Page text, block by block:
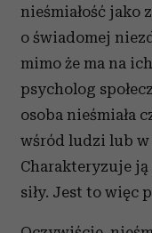
nieśmiałość jako
o świadomej
mimo że ma na
psycholog
osoba nieśmiała
wśród ludzi lub
Charakteryzuje ją
siły. Jest to więc